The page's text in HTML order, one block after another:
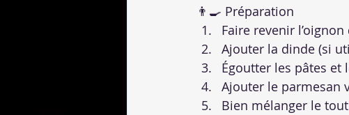
👨‍🍳 Préparation
Faire revenir
Ajouter la dinde (si
Égoutter les pâtes et
Ajouter le parmesan
Bien mélanger le